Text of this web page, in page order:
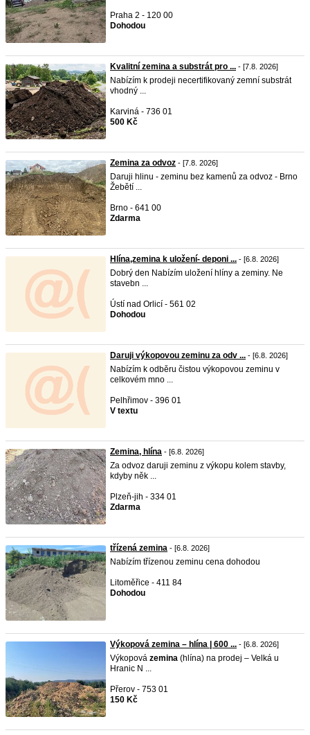
Praha 2 - 120 00
Dohodou
Kvalitní zemina a substrát pro ... - [7.8. 2026]
Nabízím k prodeji necertifikovaný zemní substrát
vhodný ...
Karviná - 736 01
500 Kč
Zemina za odvoz - [7.8. 2026]
Daruji hlinu - zeminu bez kamenů za odvoz - Brno
Žebětí ...
Brno - 641 00
Zdarma
Hlína,zemina k uložení- deponi ... - [6.8. 2026]
Dobrý den Nabízím uložení hlíny a zeminy. Ne
stavebn ...
Ústí nad Orlicí - 561 02
Dohodou
Daruji výkopovou zeminu za odv ... - [6.8. 2026]
Nabízím k odběru čistou výkopovou zeminu v
celkovém mno ...
Pelhřimov - 396 01
V textu
Zemina, hlína - [6.8. 2026]
Za odvoz daruji zeminu z výkopu kolem stavby,
kdyby něk ...
Plzeň-jih - 334 01
Zdarma
třízená zemina - [6.8. 2026]
Nabízím třízenou zeminu cena dohodou
Litoměřice - 411 84
Dohodou
Výkopová zemina – hlína | 600 ... - [6.8. 2026]
Výkopová zemina (hlína) na prodej – Velká u
Hranic N ...
Přerov - 753 01
150 Kč